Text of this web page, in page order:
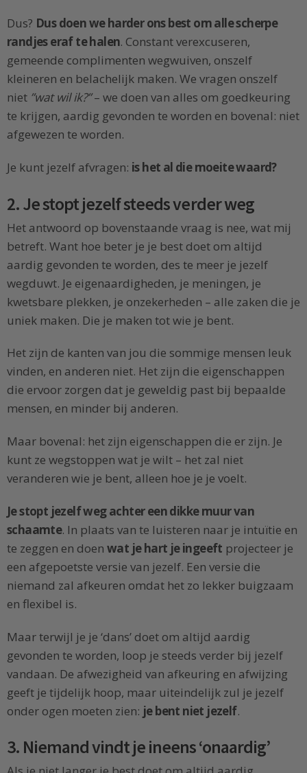
Dus? Dus doen we harder ons best om alle scherpe
randjes eraf te halen. Constant verexcuseren,
gemeende complimenten wegwuiven, onszelf
kleineren en belachelijk maken. We vragen onszelf
niet ”wat wil ik?”– we doen van alles om goedkeuring
te krijgen, aardig gevonden te worden en bovenal: niet
afgewezen te worden.
Je kunt jezelf afvragen: is het al die moeite waard?
2. Je stopt jezelf steeds verder weg
Het antwoord op bovenstaande vraag is nee, wat mij
betreft. Want hoe beter je je best doet om altijd
aardig gevonden te worden, des te meer je jezelf
wegduwt. Je eigenaardigheden, je meningen, je
kwetsbare plekken, je onzekerheden – alle zaken die je
uniek maken. Die je maken tot wie je bent.
Het zijn de kanten van jou die sommige mensen leuk
vinden, en anderen niet. Het zijn die eigenschappen
die ervoor zorgen dat je geweldig past bij bepaalde
mensen, en minder bij anderen.
Maar bovenal: het zijn eigenschappen die er zijn. Je
kunt ze wegstoppen wat je wilt – het zal niet
veranderen wie je bent, alleen hoe je je voelt.
Je stopt jezelf weg achter een dikke muur van
schaamte. In plaats van te luisteren naar je intuïtie en
te zeggen en doen wat je hart je ingeeft projecteer je
een afgepoetste versie van jezelf. Een versie die
niemand zal afkeuren omdat het zo lekker buigzaam
en flexibel is.
Maar terwijl je je ‘dans’ doet om altijd aardig
gevonden te worden, loop je steeds verder bij jezelf
vandaan. De afwezigheid van afkeuring en afwijzing
geeft je tijdelijk hoop, maar uiteindelijk zul je jezelf
onder ogen moeten zien: je bent niet jezelf.
3. Niemand vindt je ineens ‘onaardig’